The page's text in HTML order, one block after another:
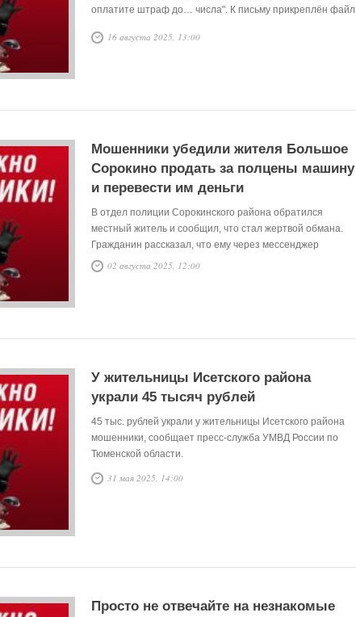
оплатите штраф до… числа". К письму прикреплён файл
постановление. В документе может быть указано
16 августа 2025, 13:00
Мошенники убедили жителя Большое
Сорокино продать за полцены машину
и перевести им деньги
В отдел полиции Сорокинского района обратился
местный житель и сообщил, что стал жертвой обмана.
Гражданин рассказал, что ему через мессенджер
позвонила девушка, представилась сотрудницей
заявителя пришло смс с кодом, девушка попросила его
02 августа 2025, 12:00
У жительницы Исетского района
украли 45 тысяч рублей
45 тыс. рублей украли у жительницы Исетского района
мошенники, сообщает пресс-служба УМВД России по
Тюменской области.
31 мая 2025, 14:00
Просто не отвечайте на незнакомые